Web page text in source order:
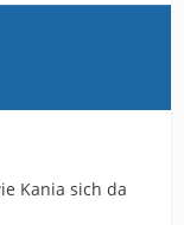
Kania sich da